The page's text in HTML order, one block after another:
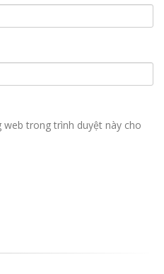
trong trình duyệt này cho